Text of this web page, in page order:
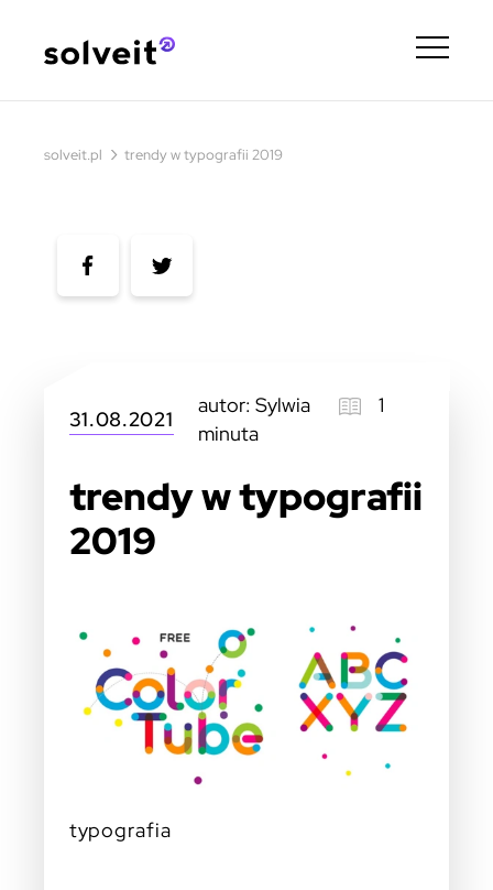
solveit.pl › trendy w typografii 2019
31.08.2021
autor: Sylwia
1
minuta
trendy w typografii
2019
typografia